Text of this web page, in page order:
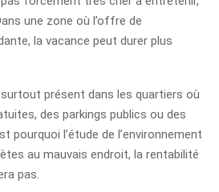
une zone où l’offre de
la vacance peut durer plus
présent dans les quartiers où
des parkings publics ou des
pourquoi l’étude de l’environnement
au mauvais endroit, la rentabilité
pas.